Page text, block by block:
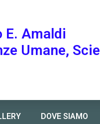
Amaldi
Umane,
DOVE SIAMO